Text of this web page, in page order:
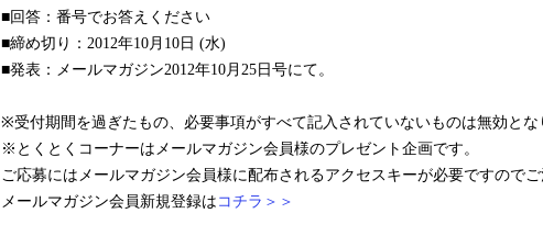
■回答：番号でお答えください
■締め切り：2012年10月10日 (水)
■発表：メールマガジン2012年10月25日号にて。
※受付期間を過ぎたもの、必要事項がすべて記入されていないものは無効とな
※とくとくコーナーはメールマガジン会員様のプレゼント企画です。
ご応募にはメールマガジン会員様に配布されるアクセスキーが必要ですのでご
メールマガジン会員新規登録は コチラ＞＞